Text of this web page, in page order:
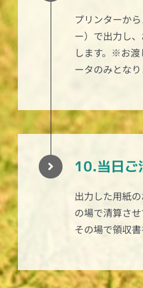
プリンターか
ー）で出力し
します。※お
ータのみとなり
10.当日ご
出力した用紙
の場で清算さ
その場で領収書